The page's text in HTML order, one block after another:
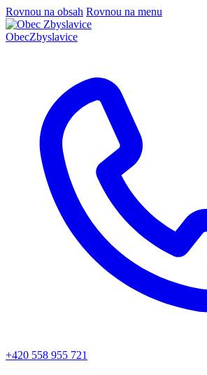
Rovnou na obsah Rovnou na menu
ObecZbyslavice
+420 558 955 721